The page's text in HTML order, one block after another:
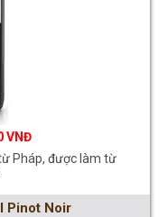
Pháp, được làm từ
Pinot Noir